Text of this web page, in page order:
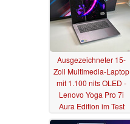
07.06.2026
Ausgezeichneter 15-
Zoll Multimedia-Laptop
mit 1.100 nits OLED -
Lenovo Yoga Pro 7i
Aura Edition im Test
05.06.2026